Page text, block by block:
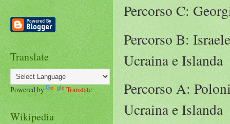
Percorso C:
Percorso B:
Ucraina e Islanda
Percorso A:
Ucraina e Islanda
Translate
Powered by Translate
Wikipedia